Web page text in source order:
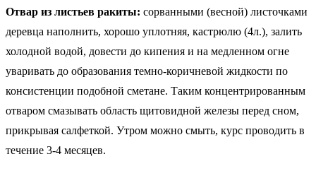
Отвар из листьев ракиты: сорванными (весной) листочками
деревца наполнить, хорошо уплотняя, кастрюлю (4л.), залить
холодной водой, довести до кипения и на медленном огне
уваривать до образования темно-коричневой жидкости по
консистенции подобной сметане. Таким концентрированным
отваром смазывать область щитовидной железы перед сном,
прикрывая салфеткой. Утром можно смыть, курс проводить в
течение 3-4 месяцев.